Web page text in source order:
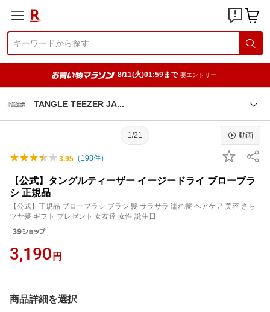
8/11(火)01:59まで 要エントリー
TANGLE TEEZER JA
1/21 動画
3.95 （ 198件）
【公式】タングルティーザー イージードライ ブローブラ
シ 正規品
【公式】正規品 ブローブラシ ブラシ 髪 サラサラ 濡れ髪 ヘアケア 美容 さら
ツヤ髪 ギフト プレゼント 女友達 女性 誕生日
3,190 円
商品詳細を選択